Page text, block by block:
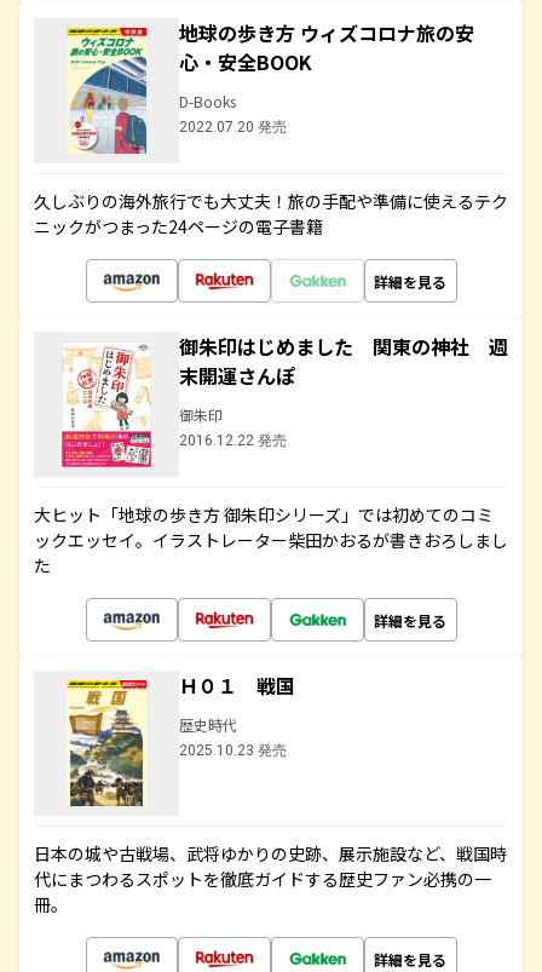
地球の歩き方 ウィズコロナ旅の安
心・安全BOOK
D-Books
2022.07.20 発売
久しぶりの海外旅行でも大丈夫！旅の手配や準備に使えるテク
ニックがつまった24ページの電子書籍
詳細を見る
御朱印はじめました 関東の神社 週
末開運さんぽ
御朱印
2016.12.22 発売
大ヒット「地球の歩き方 御朱印シリーズ」では初めてのコミ
ックエッセイ。イラストレーター柴田かおるが書きおろしまし
た
詳細を見る
Ｈ０１ 戦国
歴史時代
2025.10.23 発売
日本の城や古戦場、武将ゆかりの史跡、展示施設など、戦国時
代にまつわるスポットを徹底ガイドする歴史ファン必携の一
冊。
詳細を見る